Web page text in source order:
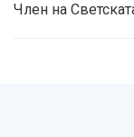
Член на